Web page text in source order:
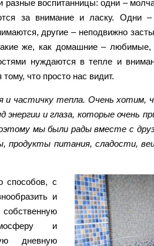
разные воспитанницы: одни –
за внимание и ласку. Одни –
другие – неподвижно
же, как домашние –
нуждаются в тепле и
что просто нас видит.
частичку тепла. Очень хотим,
и глаза, которые очень
мы были рады вместе с
продукты питания, сладости,
способов, с
и
и
дневную